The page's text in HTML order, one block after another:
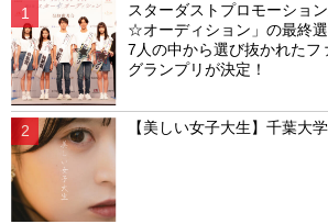
スターダストプロモーショ
☆オーディション」の最終
7人の中から選び抜かれたフ
グランプリが決定！
【美しい女子大生】千葉大